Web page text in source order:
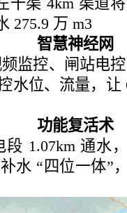
275.9 万 m3
智慧神经网
监控、闸站电
水位、流量，让
功能复活术
1.07km 通水
水 “四位一体”